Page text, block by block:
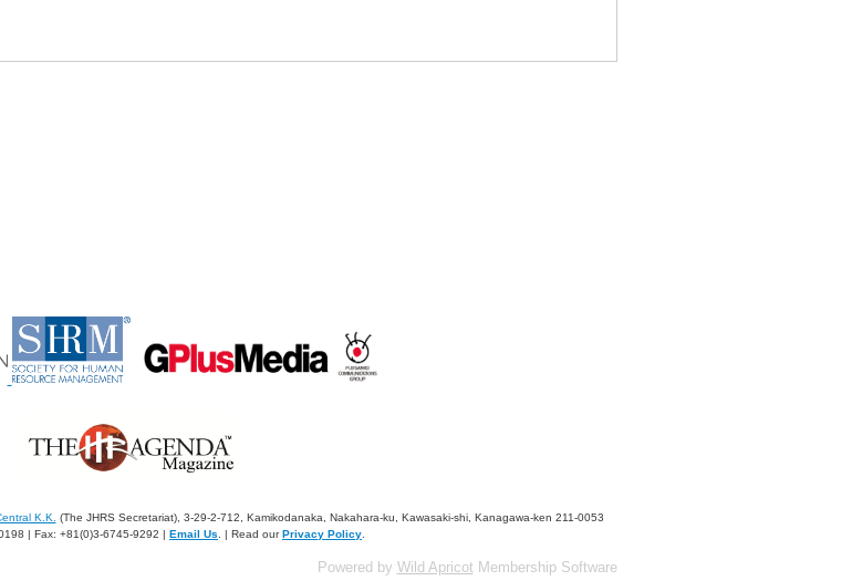
K.K.
(The JHRS Secretariat), 3-29-2-712, Kamikodanaka, Nakahara-ku, Kawasaki-shi, Kanagawa-ken 211-0053
| Fax: +81(0)3-6745-9292 | Email Us . | Read ourPrivacy Policy
Powered by Wild Apricot Membership Software